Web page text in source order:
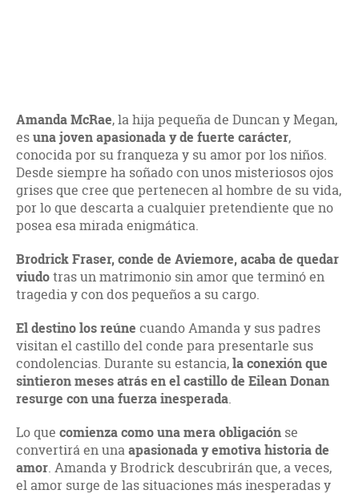
Amanda McRae, la hija pequeña de Duncan y Megan,
esuna joven apasionada y de fuerte carácter,
conocida por su franqueza y su amor por los niños.
Desde siempre ha soñado con unos misteriosos ojos
grises que cree que pertenecen al hombre de su vida,
por lo que descarta a cualquier pretendiente que no
posea esa mirada enigmática.
Brodrick Fraser, conde de Aviemore, acaba de quedar
viudotras un matrimonio sin amor que terminó en
tragedia y con dos pequeños a su cargo.
El destino los reúne cuando Amanda y sus padres
visitan el castillo del conde para presentarle sus
condolencias. Durante su estancia,la conexión que
sintieron meses atrás en el castillo de Eilean Donan
resurge con una fuerza inesperada.
Lo que comienza como una mera obligación se
convertirá en unaapasionada y emotiva historia de
amor. Amanda y Brodrick descubrirán que, a veces,
el amor surge de las situaciones más inesperadas y